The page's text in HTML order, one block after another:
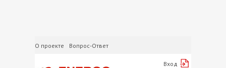
О проекте Вопрос-Ответ
Вход